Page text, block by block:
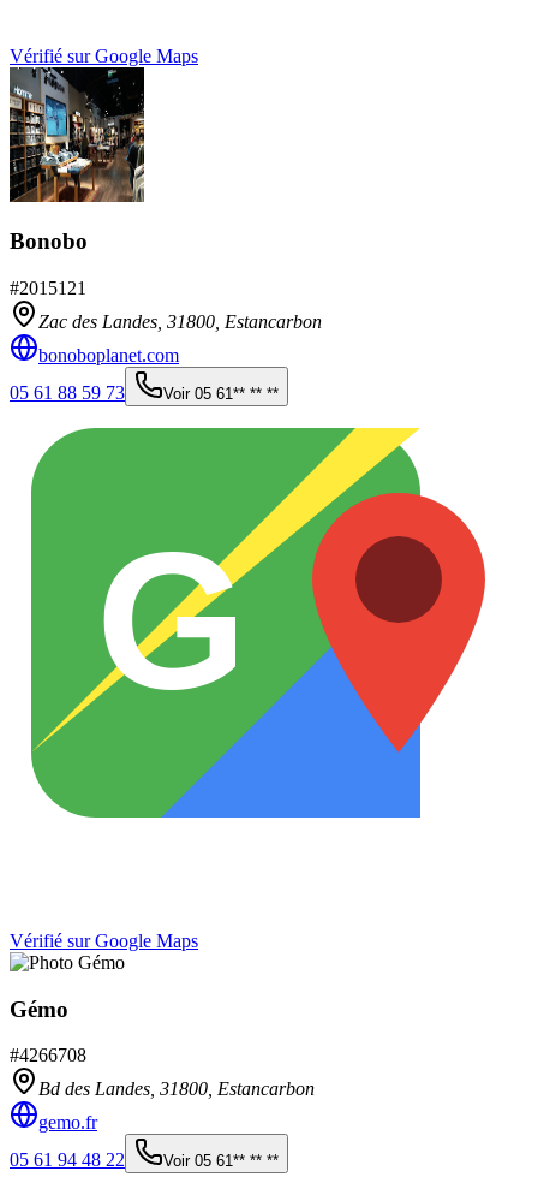
Vérifié sur Google Maps
Bonobo
#2015121
Zac des Landes, 31800 Estancarbon
bonoboplanet.com
05 61 88 59 73
Voir 05 61** ** **
G
Vérifié sur Google Maps
Gémo
#4266708
Bd des Landes, 31800, Estancarbon
gemo.fr
05 61 94 48 22
Voir 05 61** ** **